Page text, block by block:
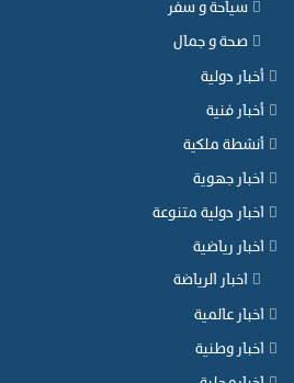
سياحة و سفر
صحة و جمال
أخبار دولية
أخبار فنية
أنشطة ملكية
اخبار جهوية
اخبار دولية متنوعة
اخبار رياضية
اخبار الرياضة
اخبار عالمية
اخبار وطنية